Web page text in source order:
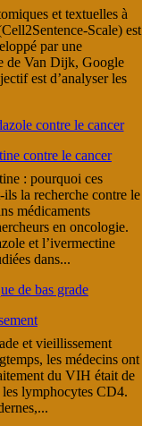
et textuelles à
Scale) est
par une
de Van Dijk, Google
est d’analyser les
contre le cancer
: pourquoi ces
ils la recherche contre le
médicaments
en oncologie.
et l’ivermectine
dans...
et vieillissement
les médecins ont
du VIH était de
lymphocytes CD4.